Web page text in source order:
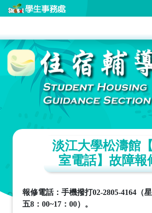
淡江大學松濤館
室電話】故障報
報修電話：手機撥打02-2805-4164（
五8： 00~17： 00）。